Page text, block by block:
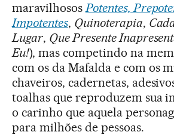
maravilhososPotentes,
Impotentes, Quinoterapia,
Lugar, Que Presente
Eu!), mas competindo na
com os da Mafalda e com os
chaveiros, cadernetas,
toalhas que reproduzem sua
o carinho que aquela
para milhões de pessoas.